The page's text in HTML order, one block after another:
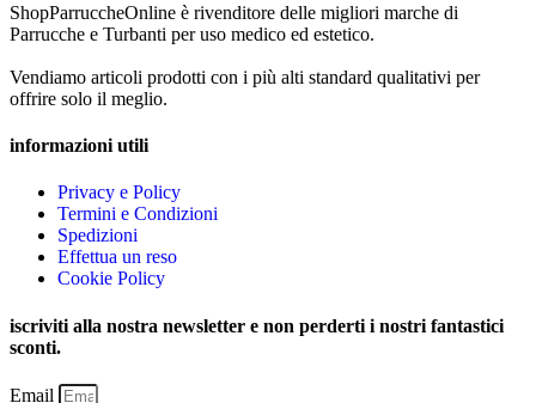
ShopParruccheOnline è rivenditore delle migliori marche di
Parrucche e Turbanti per uso medico ed estetico.
Vendiamo articoli prodotti con i più alti standard qualitativi per
offrire solo il meglio.
informazioni utili
Privacy e Policy
Termini e Condizioni
Spedizioni
Effettua un reso
Cookie Policy
iscriviti alla nostra newsletter e non perderti i nostri fantastici
sconti.
Email